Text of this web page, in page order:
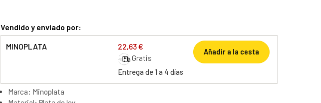
Vendido y enviado por:
MINOPLATA 22,63 €
Gratis
Entrega de 1 a 4 días
Añadir a la cesta
Marca: Minoplata